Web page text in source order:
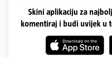
Skini aplikaciju za
komentiraj i budi uvijek u